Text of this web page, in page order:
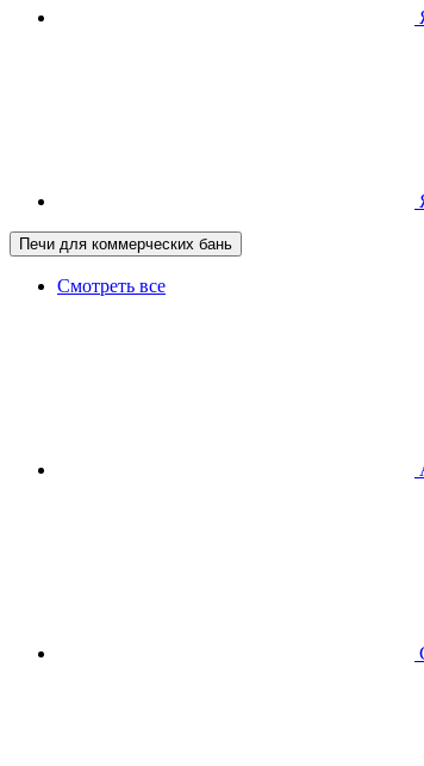
Печи для коммерческих бань
Смотреть все